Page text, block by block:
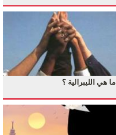
ما هي الليبرالية ؟